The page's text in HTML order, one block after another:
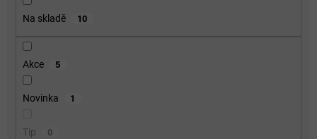
Na skladě 10
Akce 5
Novinka 1
Tip 0